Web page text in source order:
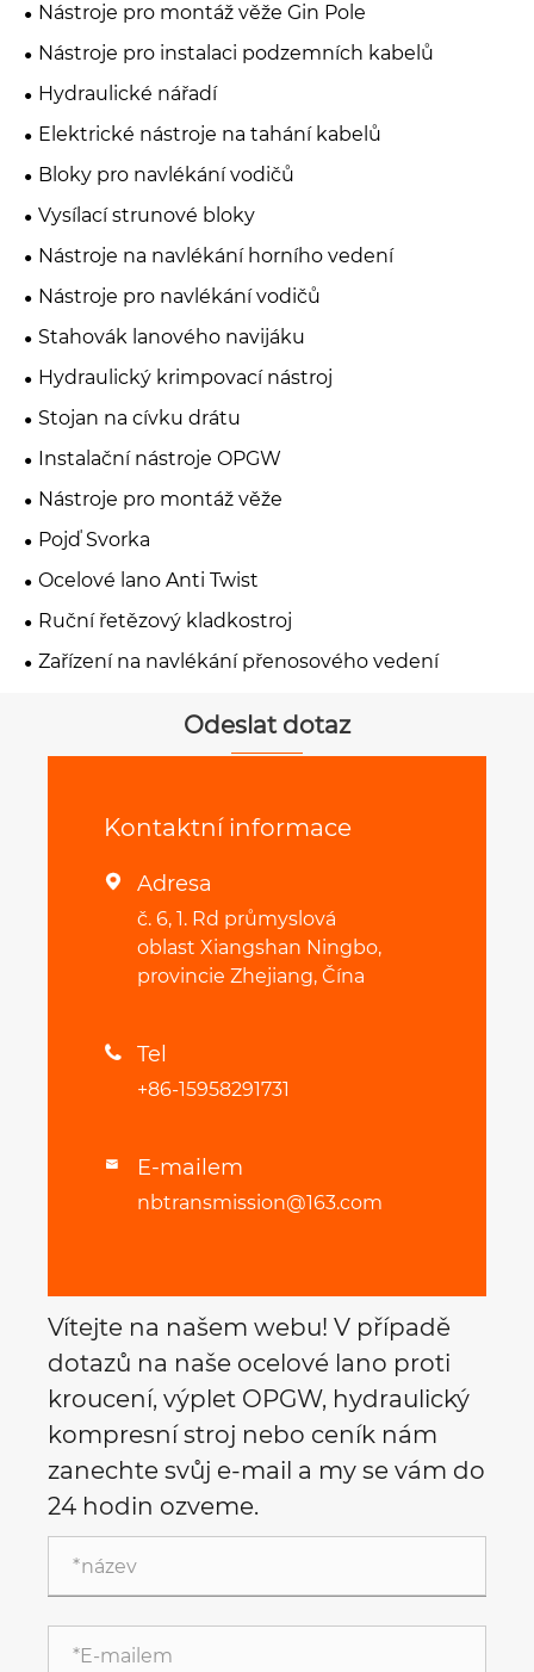
Nástroje pro montáž věže Gin Pole
Nástroje pro instalaci podzemních kabelů
Hydraulické nářadí
Elektrické nástroje na tahání kabelů
Bloky pro navlékání vodičů
Vysílací strunové bloky
Nástroje na navlékání horního vedení
Nástroje pro navlékání vodičů
Stahovák lanového navijáku
Hydraulický krimpovací nástroj
Stojan na cívku drátu
Instalační nástroje OPGW
Nástroje pro montáž věže
Pojď Svorka
Ocelové lano Anti Twist
Ruční řetězový kladkostroj
Zařízení na navlékání přenosového vedení
Odeslat dotaz
Kontaktní informace
 Adresa
č. 6, 1. Rd průmyslová
oblast Xiangshan Ningbo,
provincie Zhejiang, Čína
 Tel
+86-15958291731
 E-mailem
nbtransmission@163.com
Vítejte na našem webu! V případě
dotazů na naše ocelové lano proti
kroucení, výplet OPGW, hydraulický
kompresní stroj nebo ceník nám
zanechte svůj e-mail a my se vám do
24 hodin ozveme.